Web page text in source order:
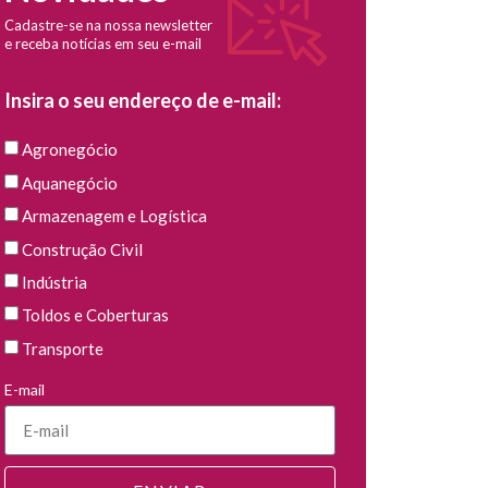
Cadastre-se na nossa newsletter
e receba notícias em seu e-mail
Insira o seu endereço de e-mail:
Agronegócio
Aquanegócio
Armazenagem e Logística
Construção Civil
Indústria
Toldos e Coberturas
Transporte
E-mail